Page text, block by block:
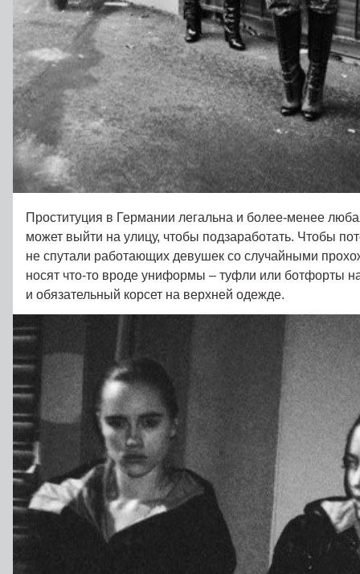
Проституция в Германии легальна и более-менее
может выйти на улицу, чтобы подзаработать. Чтобы
не спутали работающих девушек со случайными
носят что-то вроде униформы – туфли или ботфорты
и обязательный корсет на верхней одежде.